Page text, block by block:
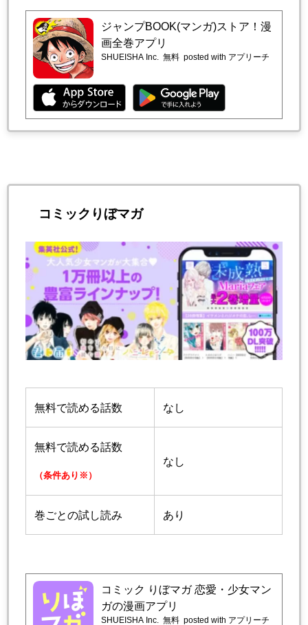
ジャンプBOOK(マンガ)ストア！漫
画全巻アプリ
SHUEISHA Inc. 無料 posted with アプリーチ
コミックりぼマガ
無料で読める話数 なし
無料で読める話数
（条件あり※）
なし
巻ごとの試し読み あり
コミック りぼマガ 恋愛・少女マン
ガの漫画アプリ
SHUEISHA Inc. 無料 posted with アプリーチ